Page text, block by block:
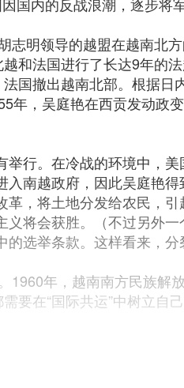
志明领导的越盟在越南北
和法国进行了长达9年的
国撤出越南北部。根据日
年，吴庭艳在西贡发动政
行。在冷战的环境中，
南越政府，因此吴庭艳
，将土地分发给农民，
将会获胜。（不过另外
选举条款。这样看来，
1960年，越南南方民族解
要在“国际共运”中树立自
鲁晓夫肆意欺凌这位年轻
赫鲁晓夫的恫吓行动步步